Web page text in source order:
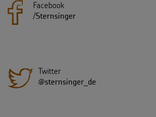
Facebook
/Sternsinger
Twitter
@sternsinger_de